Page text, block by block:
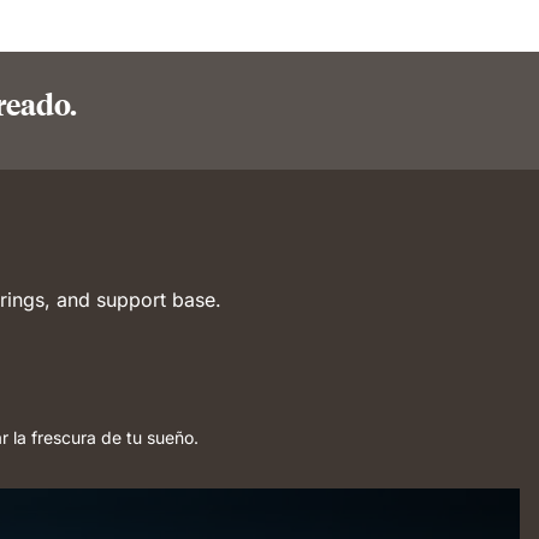
la frescura de tu sueño.